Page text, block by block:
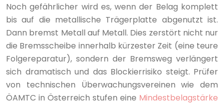
Noch gefährlicher wird es, wenn der Belag komplett
bis auf die metallische Trägerplatte abgenutzt ist.
Dann bremst Metall auf Metall. Dies zerstört nicht nur
die Bremsscheibe innerhalb kürzester Zeit (eine teure
Folgereparatur), sondern der Bremsweg verlängert
sich dramatisch und das Blockierrisiko steigt. Prüfer
von technischen Überwachungsvereinen wie dem
ÖAMTC in Österreich stufen eine Mindestbelagstärke